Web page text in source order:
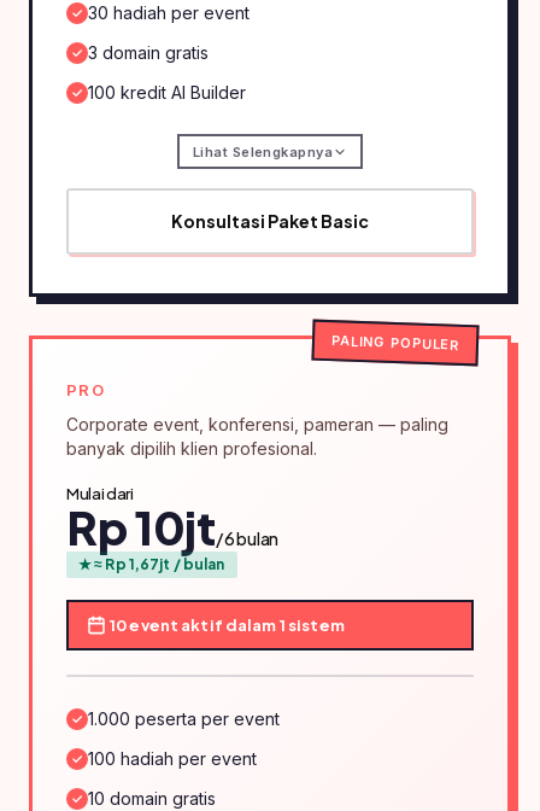
30 hadiah per event
3 domain gratis
100 kredit AI Builder
Lihat Selengkapnya
Konsultasi Paket Basic
PALING POPULER
PRO
Corporate event, konferensi, pameran — paling
banyak dipilih klien profesional.
Mulai dari
Rp 10jt/ 6 bulan
★ ≈ Rp 1,67jt / bulan
10 event aktif dalam 1 sistem
1.000 peserta per event
100 hadiah per event
10 domain gratis